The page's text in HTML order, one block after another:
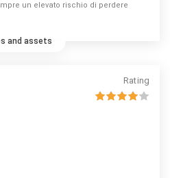
un elevato rischio di perdere
and assets
Rating